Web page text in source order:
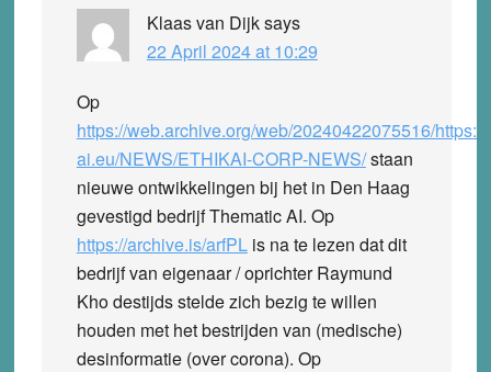
Klaas van Dijksays
22 April 2024 at 10:29
Op
https://web.archive.org/web/20240422075516/
ai.eu/NEWS/ETHIKAI-CORP-NEWS/staan
nieuwe ontwikkelingen bij het in Den Haag
gevestigd bedrijf Thematic AI. Op
https://archive.is/arfPLis na te lezen dat dit
bedrijf van eigenaar / oprichter Raymund
Kho destijds stelde zich bezig te willen
houden met het bestrijden van (medische)
desinformatie (over corona). Op